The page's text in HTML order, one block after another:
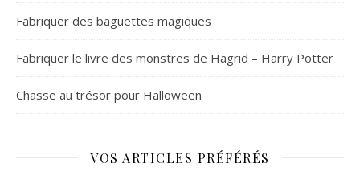
Fabriquer des baguettes magiques
Fabriquer le livre des monstres de Hagrid – Harry Potter
Chasse au trésor pour Halloween
VOS ARTICLES PRÉFÉRÉS